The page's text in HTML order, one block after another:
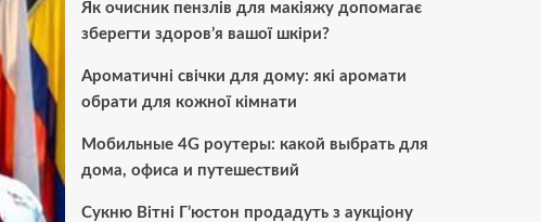
Як очисник пензлів для макіяжу допомагає
зберегти здоров’я вашої шкіри?
Ароматичні свічки для дому: які аромати
обрати для кожної кімнати
Мобильные 4G роутеры: какой выбрать для
дома, офиса и путешествий
Сукню Вітні Г’юстон продадуть з аукціону